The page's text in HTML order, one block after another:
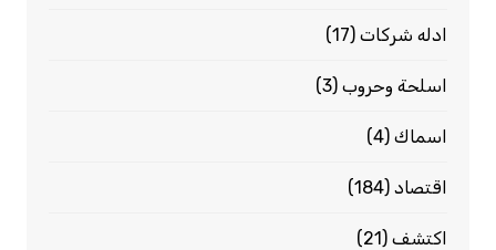
ادله شركات(17)
اسلحة وحروب(3)
اسماك(4)
اقتصاد(184)
اكتشف(21)